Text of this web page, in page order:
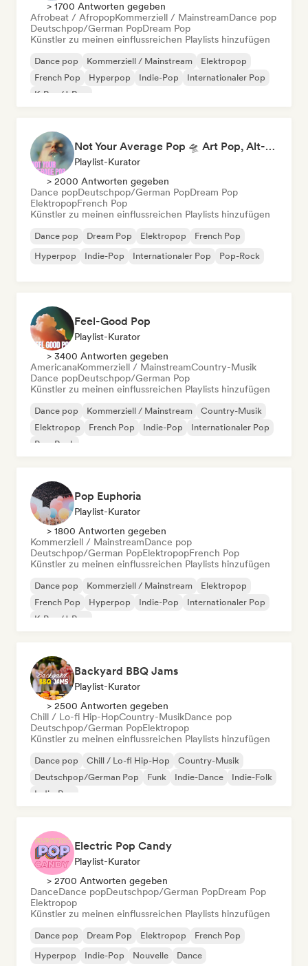
> 1700 Antworten gegeben
Afrobeat / AfropopKommerziell / MainstreamDance pop
Deutschpop/German PopDream Pop
Künstler zu meinen einflussreichen Playlists hinzufügen
Dance pop Kommerziell / Mainstream
Elektropop
French Pop
Hyperpop Indie-Pop
Internationaler Pop
K-Pop/J-Pop
Not Your Average Pop 🛸 Art Pop, Alt-Pop & Indie Pop
Playlist-Kurator
> 2000 Antworten gegeben
Dance popDeutschpop/German PopDream Pop
ElektropopFrench Pop
Künstler zu meinen einflussreichen Playlists hinzufügen
Dance pop Dream Pop Elektropop
French Pop
Hyperpop
Indie-Pop Internationaler Pop Pop-Rock
Feel-Good Pop
Playlist-Kurator
> 3400 Antworten gegeben
AmericanaKommerziell / MainstreamCountry-Musik
Dance popDeutschpop/German Pop
Künstler zu meinen einflussreichen Playlists hinzufügen
Dance pop Kommerziell / Mainstream
Country-Musik
Elektropop
French Pop Indie-Pop
Internationaler Pop
Pop-Rock
Pop Euphoria
Playlist-Kurator
> 1800 Antworten gegeben
Kommerziell / MainstreamDance pop
Deutschpop/German PopElektropopFrench Pop
Künstler zu meinen einflussreichen Playlists hinzufügen
Dance pop Kommerziell / Mainstream
Elektropop
French Pop
Hyperpop Indie-Pop
Internationaler Pop
K-Pop/J-Pop
Backyard BBQ Jams
Playlist-Kurator
> 2500 Antworten gegeben
Chill / Lo-fi Hip-HopCountry-MusikDance pop
Deutschpop/German PopElektropop
Künstler zu meinen einflussreichen Playlists hinzufügen
Dance pop Chill / Lo-fi Hip-Hop
Country-Musik
Deutschpop/German Pop
Funk Indie-Dance
Indie-Folk
Indie-Pop
Electric Pop Candy
Playlist-Kurator
> 2700 Antworten gegeben
DanceDance popDeutschpop/German PopDream Pop
Elektropop
Künstler zu meinen einflussreichen Playlists hinzufügen
Dance pop Dream Pop Elektropop
French Pop
Hyperpop
Indie-Pop Nouvelle Dance